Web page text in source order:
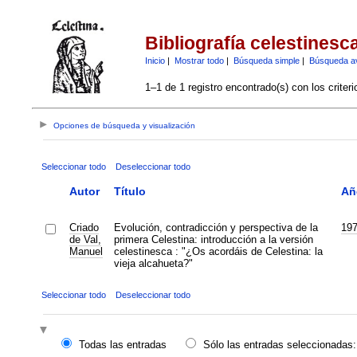
Bibliografía
Inicio| Mostrar todo| Búsqueda simple| Búsqueda
1–1 de 1 registro encontrado(s) con los
Opciones de búsqueda y visualización
Seleccionar todo Deseleccionar todo
Autor Título
Criado
de Val,
Manuel
Evolución, contradicción y perspectiva de la
primera Celestina: introducción a la versión
celestinesca : "¿Os acordáis de Celestina: la
vieja alcahueta?"
Seleccionar todo Deseleccionar todo
Todas las entradas
Sólo las entradas seleccionadas: